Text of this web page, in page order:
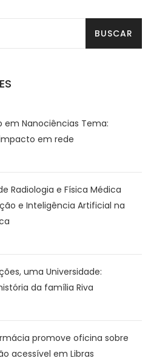
em Nanociências Tema:
em rede
Radiologia e Física Médica
e Inteligência Artificial na
uma Universidade:
da família Riva
promove oficina sobre
acessível em Libras